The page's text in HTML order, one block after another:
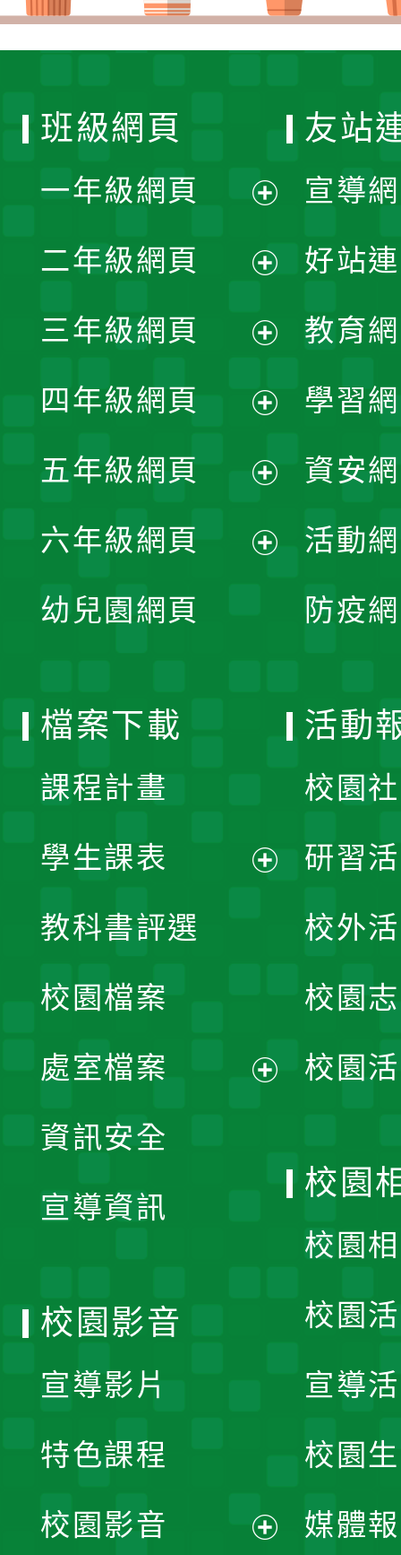
班級網頁
一年級網頁
開
選
單
二年級網頁
開
選
單
三年級網頁
開
選
單
四年級網頁
開
選
五年級網頁
開
六年級網頁
幼兒園網頁
友站
宣導
好站
教育
學習
資安
活動
防疫
檔案下載
課程計畫
學生課表
單
教科書評選
校園檔案
處室檔案
資訊安全
宣導資訊
活動
校園
研習
校外
校園
校園
校園
校園
校園
宣導
校園
媒體
校園影音
宣導影片
特色課程
校園影音